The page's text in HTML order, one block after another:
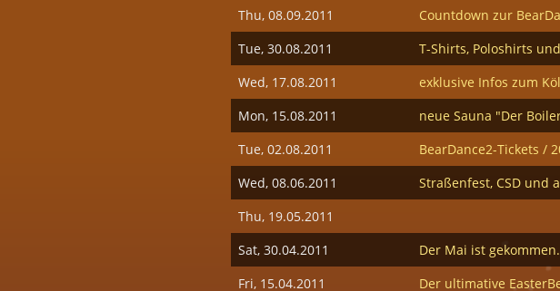
Thu, 08.09.2011
Countdown zur
Tue, 30.08.2011
T-Shirts, Poloshirts
Wed, 17.08.2011
exklusive Infos zum
Mon, 15.08.2011
neue Sauna "Der
Tue, 02.08.2011
BearDance2-Tickets /
Wed, 08.06.2011
Straßenfest, CSD und
Thu, 19.05.2011
Sat, 30.04.2011
Der Mai ist
Fri, 15.04.2011
Der ultimative